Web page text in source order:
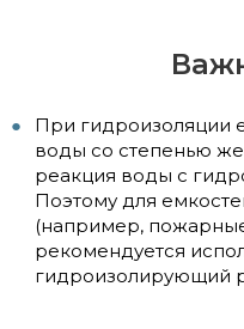
При гидроизоляции
воды со степенью
реакция воды с
Поэтому для
(например,
рекомендуется
гидроизолирующий